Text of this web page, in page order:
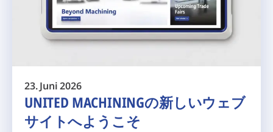
23. Juni 2026
UNITED MACHININGの新しいウェブ
サイトへようこそ